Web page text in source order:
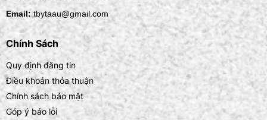
Email:tbytaau@gmail.com
Chính Sách
Quy định đăng tin
Điều khoản thỏa thuận
Chính sách bảo mật
Góp ý báo lỗi